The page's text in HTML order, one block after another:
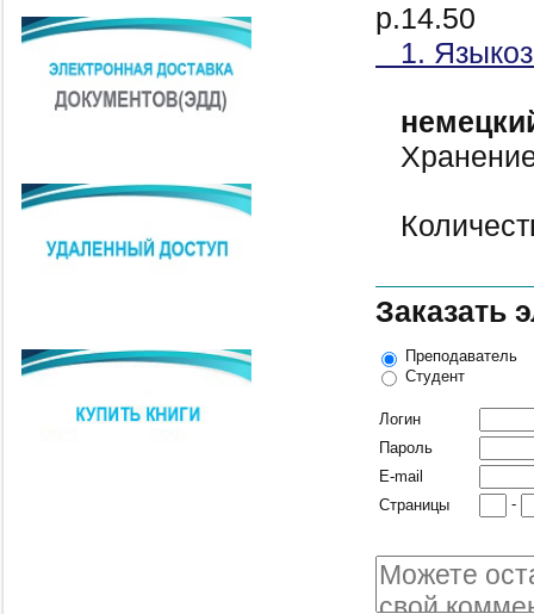
р.14.50
1.
Заказать
Преподаватель
Студент
Логин
Пароль
E-mail
Страницы
-